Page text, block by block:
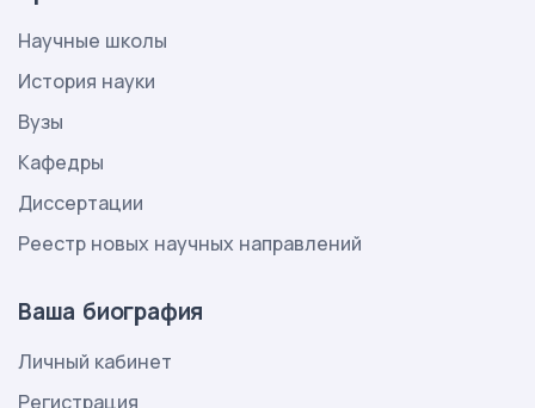
Научные школы
История науки
Вузы
Кафедры
Диссертации
Реестр новых научных направлений
Ваша биография
Личный кабинет
Регистрация